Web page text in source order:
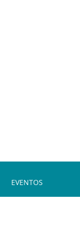
EVENTOS